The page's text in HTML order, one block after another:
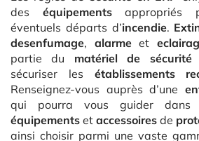
des équipementsappropriés
éventuels départs d’incendie.
desenfumage, alarmeet
partie du matériel de
sécuriser les établissements
Renseignez-vous auprès d’une
qui pourra vous guider
équipements et accessoires de
ainsi choisir parmi une vaste